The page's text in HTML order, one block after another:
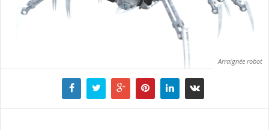
Arraignée robot